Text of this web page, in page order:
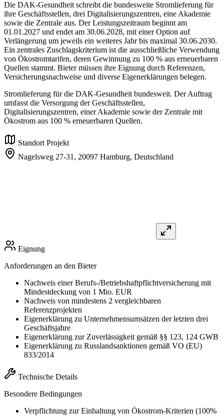
Die DAK-Gesundheit schreibt die bundesweite Stromlieferung für
ihre Geschäftsstellen, drei Digitalisierungszentren, eine Akademie
sowie die Zentrale aus. Der Leistungszeitraum beginnt am
01.01.2027 und endet am 30.06.2028, mit einer Option auf
Verlängerung um jeweils ein weiteres Jahr bis maximal 30.06.2030.
Ein zentrales Zuschlagskriterium ist die ausschließliche Verwendung
von Ökostromtarifen, deren Gewinnung zu 100 % aus erneuerbaren
Quellen stammt. Bieter müssen ihre Eignung durch Referenzen,
Versicherungsnachweise und diverse Eigenerklärungen belegen.
Stromlieferung für die DAK-Gesundheit bundesweit. Der Auftrag
umfasst die Versorgung der Geschäftsstellen,
Digitalisierungszentren, einer Akademie sowie der Zentrale mit
Ökostrom aus 100 % erneuerbaren Quellen.
Standort Projekt
Nagelsweg 27-31, 20097 Hamburg, Deutschland
Eignung
Anforderungen an den Bieter
Nachweis einer Berufs-/Betriebshaftpflichtversicherung mit
Mindestdeckung von 1 Mio. EUR
Nachweis von mindestens 2 vergleichbaren
Referenzprojekten
Eigenerklärung zu Unternehmensumsätzen der letzten drei
Geschäftsjahre
Eigenerklärung zur Zuverlässigkeit gemäß §§ 123, 124 GWB
Eigenerklärung zu Russlandsanktionen gemäß VO (EU)
833/2014
Technische Details
Besondere Bedingungen
Verpflichtung zur Einhaltung von Ökostrom-Kriterien (100%